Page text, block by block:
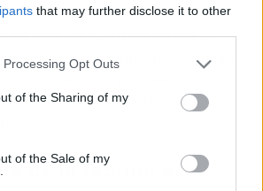
that may further disclose it to other
Opt Outs
of the Sharing of my
of the Sale of my
es que los clientes pueden
de forma totalmente gratuita.
oportunidad sin ninguna
de la familia de